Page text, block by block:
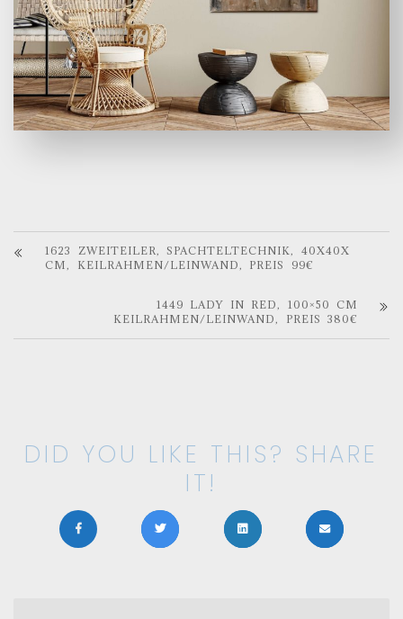
1623 ZWEITEILER, SPACHTELTECHNIK, 40X40X
CM, KEILRAHMEN/LEINWAND, PREIS 99€
1449 LADY IN RED, 100×50 CM
KEILRAHMEN/LEINWAND, PREIS 380€
DID YOU LIKE THIS? SHARE
IT!